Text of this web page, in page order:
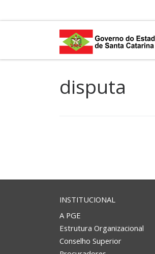
disputa
INSTITUCIONAL
A PGE
Estrutura Organizacional
Conselho Superior